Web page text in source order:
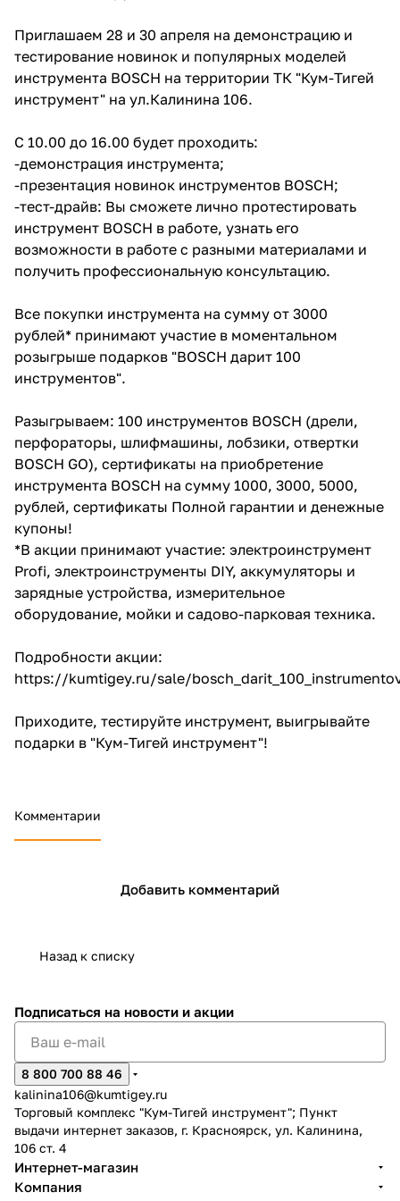
Приглашаем 28 и 30 апреля на демонстрацию и
тестирование новинок и популярных моделей
инструмента BOSCH на территории ТК "Кум-Тигей
инструмент" на ул.Калинина 106.
С 10.00 до 16.00 будет проходить:
-демонстрация инструмента;
-презентация новинок инструментов BOSCH;
-тест-драйв: Вы сможете лично протестировать
инструмент BOSCH в работе, узнать его
возможности в работе с разными материалами и
получить профессиональную консультацию.
Все покупки инструмента на сумму от 3000
рублей* принимают участие в моментальном
розыгрыше подарков "BOSCH дарит 100
инструментов".
Разыгрываем: 100 инструментов BOSCH (дрели,
перфораторы, шлифмашины, лобзики, отвертки
BOSCH GO), сертификаты на приобретение
инструмента BOSCH на сумму 1000, 3000, 5000,
рублей, сертификаты Полной гарантии и денежные
купоны!
*В акции принимают участие: электроинструмент
Profi, электроинструменты DIY, аккумуляторы и
зарядные устройства, измерительное
оборудование, мойки и садово-парковая техника.
Подробности акции:
https://kumtigey.ru/sale/
Приходите, тестируйте инструмент, выигрывайте
подарки в "Кум-Тигей инструмент"!
Комментарии
Добавить комментарий
Назад к списку
Подписаться на новости и акции
8 800 700 88 46
kalinina106@kumtigey.ru
Торговый комплекс "Кум-Тигей инструмент"; Пункт
выдачи интернет заказов, г. Красноярск, ул. Калинина,
106 ст. 4
Интернет-магазин
Компания
Добавляйте товары
в корзину
Оплачивайте сегодня только
Получайте товар
выбранный способом
Оставшиеся75% будут
по25%каждые 2 недели
об оплате Плайтом
25
раз в 2
недели
Остались вопросы?
plait.ru